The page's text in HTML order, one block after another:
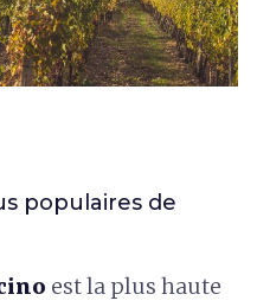
populaires de
est la plus haute